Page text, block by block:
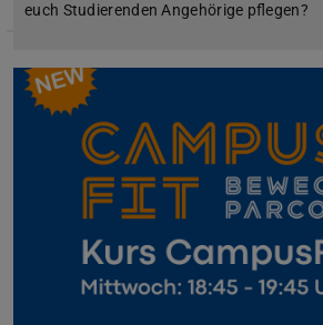
euch Studierenden Angehörige pflegen?